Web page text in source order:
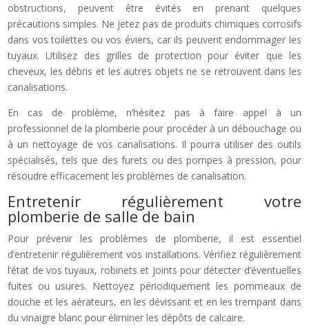
obstructions, peuvent être évités en prenant quelques
précautions simples. Ne jetez pas de produits chimiques corrosifs
dans vos toilettes ou vos éviers, car ils peuvent endommager les
tuyaux. Utilisez des grilles de protection pour éviter que les
cheveux, les débris et les autres objets ne se retrouvent dans les
canalisations.
En cas de problème, n’hésitez pas à faire appel à un
professionnel de la plomberie pour procéder à un débouchage ou
à un nettoyage de vos canalisations. Il pourra utiliser des outils
spécialisés, tels que des furets ou des pompes à pression, pour
résoudre efficacement les problèmes de canalisation.
Entretenir régulièrement votre
plomberie de salle de bain
Pour prévenir les problèmes de plomberie, il est essentiel
d’entretenir régulièrement vos installations. Vérifiez régulièrement
l’état de vos tuyaux, robinets et joints pour détecter d’éventuelles
fuites ou usures. Nettoyez périodiquement les pommeaux de
douche et les aérateurs, en les dévissant et en les trempant dans
du vinaigre blanc pour éliminer les dépôts de calcaire.